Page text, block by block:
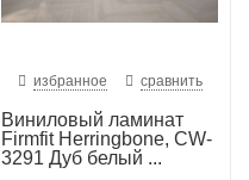
избранное сравнить
Виниловый ламинат
Firmfit Herringbone, CW-
3291 Дуб белый ...